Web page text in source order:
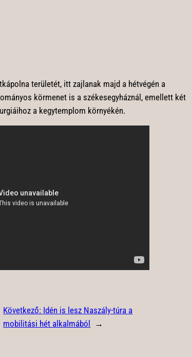
területét, itt zajlanak majd a hétvégén a
körmenet is a székesegyháznál, emellett két
a kegytemplom környékén.
Következő: Idén is lesz Naszály-túra a
mobilitási hét alkalmából
→